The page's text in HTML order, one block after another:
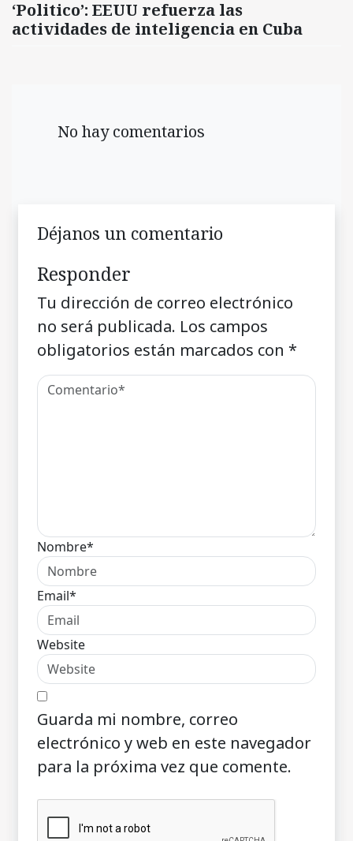
‘Politico’: EEUU refuerza las
actividades de inteligencia en Cuba
No hay comentarios
Déjanos un comentario
Responder
Tu dirección de correo electrónico
no será publicada. Los campos
obligatorios están marcados con *
Nombre*
Email*
Website
Guarda mi nombre, correo
electrónico y web en este navegador
para la próxima vez que comente.